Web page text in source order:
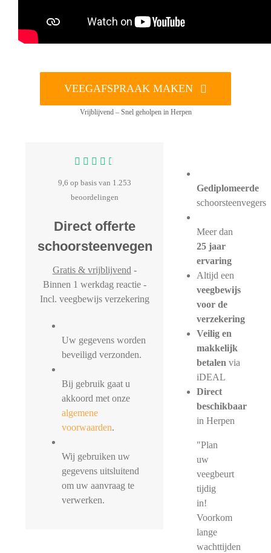
VEEGAFSPRAAK MAKEN
Vrijblijvend – Snel geholpen in Herpen
9,6 op basis van 1.253
beoordelingen
Direct offerte
schoorsteenvegen
Gratis & vrijblijvend -
Binnen 1 werkdag reactie -
Incl. veegbewijs verzekering
Uw gegevens worden
beveiligd verzonden.
Bij gebruik gaat u
akkoord met onze
algemene
voorwaarden.
Wij gebruiken uw
gegevens uitsluitend
om uw aanvraag te
verwerken.
Gediplomeerde
schoorsteenvegers
Meer dan
25 jaar
ervaring
Altijd een
veegbewijs
voor de
verzekering
Veilig en
makkelijk
betalen via
iDEAL
Direct
beschikbaar
in Herpen
"Plan
uw
veegbeurt
tijdig
in!
Voorkom
lange
wachttijden